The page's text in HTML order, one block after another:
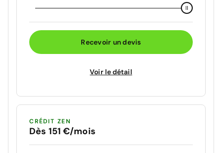
Recevoir un devis
Voir le détail
CRÉDIT ZEN
Dès 151 €/mois